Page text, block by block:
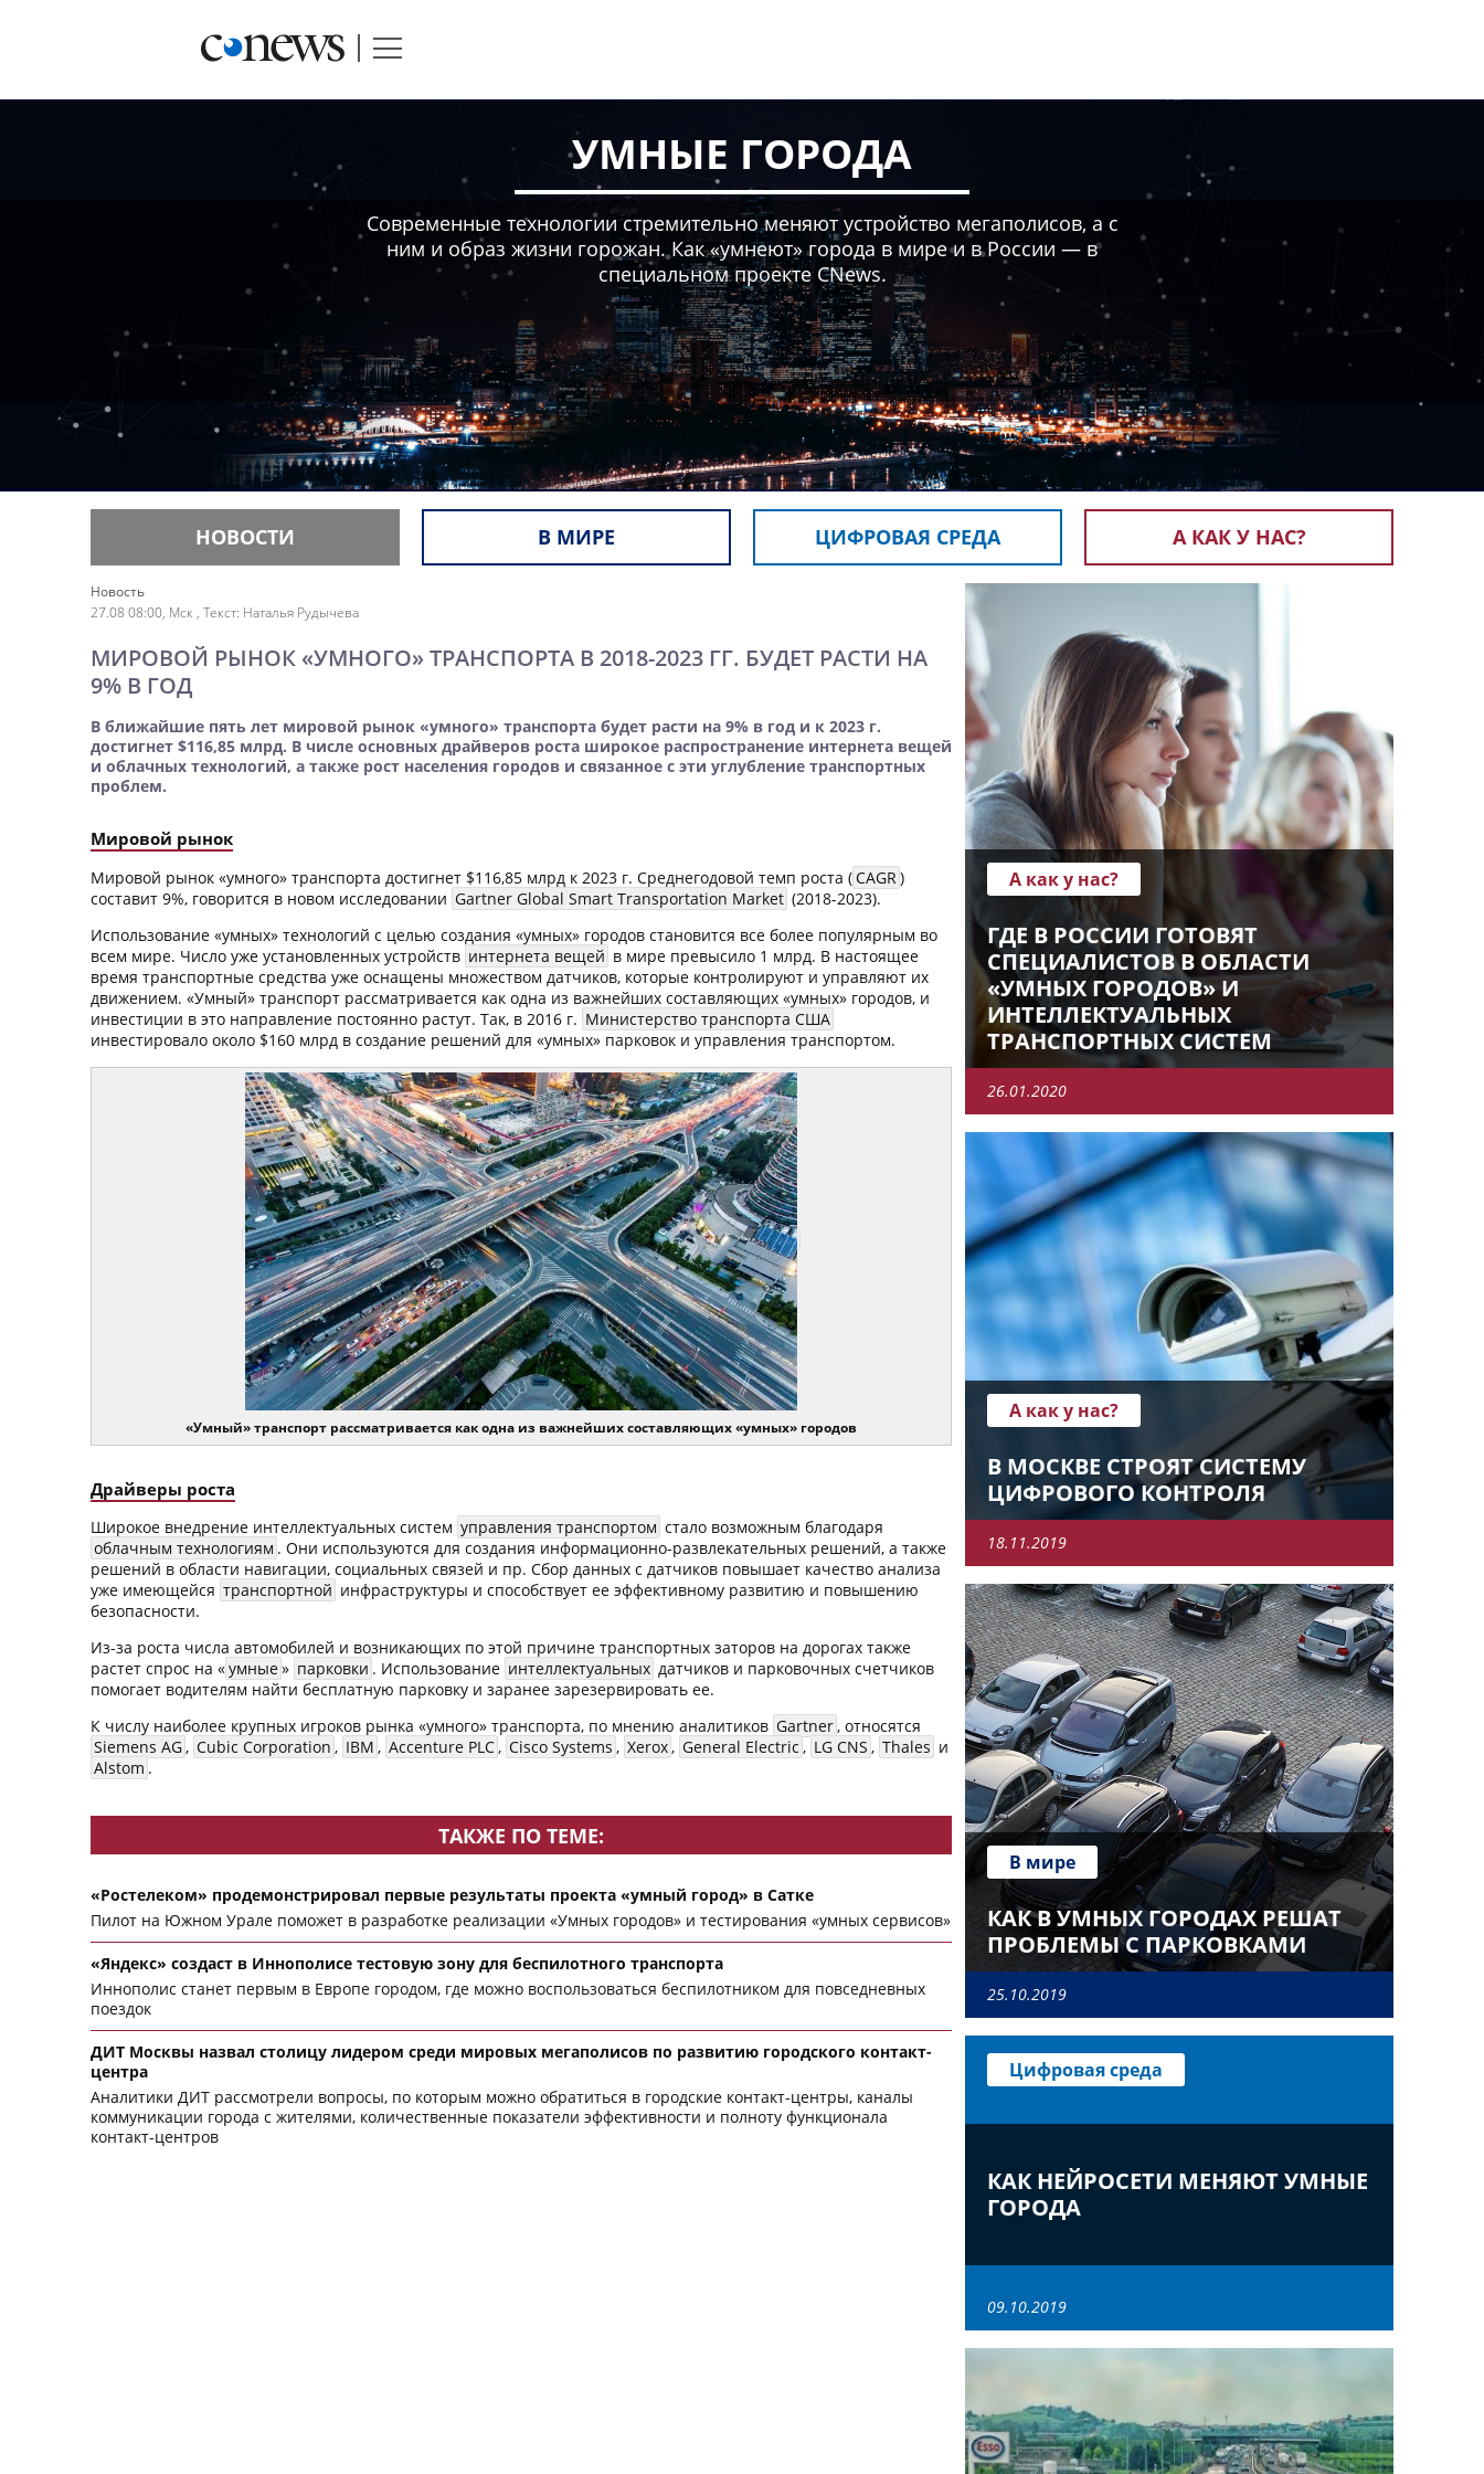
УМНЫЕ ГОРОДА
Современные технологии стремительно меняют устройство мегаполисов, а с
ним и образ жизни горожан. Как «умнеют» города в мире и в России — в
специальном проекте CNews.
НОВОСТИ В МИРЕ ЦИФРОВАЯ СРЕДА А КАК У НАС?
Новость
27.08 08:00, Мск , Текст: Наталья Рудычева
МИРОВОЙ РЫНОК «УМНОГО» ТРАНСПОРТА В 2018-2023 ГГ. БУДЕТ РАСТИ НА
9% В ГОД
В ближайшие пять лет мировой рынок «умного» транспорта будет расти на 9% в год и к 2023 г.
достигнет $116,85 млрд. В числе основных драйверов роста широкое распространение интернета вещей
и облачных технологий, а также рост населения городов и связанное с эти углубление транспортных
проблем.
Мировой рынок
Мировой рынок «умного» транспорта достигнет $116,85 млрд к 2023 г. Среднегодовой темп роста (CAGR )
составит 9%, говорится в новом исследовании Gartner Global Smart Transportation Market (2018-2023).
Использование «умных» технологий с целью создания «умных» городов становится все более популярным во
всем мире. Число уже установленных устройств интернета вещей в мире превысило 1 млрд. В настоящее
время транспортные средства уже оснащены множеством датчиков, которые контролируют и управляют их
движением. «Умный» транспорт рассматривается как одна из важнейших составляющих «умных» городов, и
инвестиции в это направление постоянно растут. Так, в 2016 г. Министерство транспорта США
инвестировало около $160 млрд в создание решений для «умных» парковок и управления транспортом.
«Умный» транспорт рассматривается как одна из важнейших составляющих «умных» городов
Драйверы роста
Широкое внедрение интеллектуальных систем управления транспортом стало возможным благодаря
облачным технологиям . Они используются для создания информационно-развлекательных решений, а также
решений в области навигации, социальных связей и пр. Сбор данных с датчиков повышает качество анализа
уже имеющейся транспортной инфраструктуры и способствует ее эффективному развитию и повышению
безопасности.
Из-за роста числа автомобилей и возникающих по этой причине транспортных заторов на дорогах также
растет спрос на «умные» парковки . Использование интеллектуальных датчиков и парковочных счетчиков
помогает водителям найти бесплатную парковку и заранее зарезервировать ее.
К числу наиболее крупных игроков рынка «умного» транспорта, по мнению аналитиков Gartner, относятся
Siemens AG, Cubic Corporation , IBM , Accenture PLC, Cisco Systems , Xerox, General Electric , LG CNS , Thales и
Alstom .
ТАКЖЕ ПО ТЕМЕ:
«Ростелеком» продемонстрировал первые результаты проекта «умный город» в Сатке
Пилот на Южном Урале поможет в разработке реализации «Умных городов» и тестирования «умных сервисов»
«Яндекс» создаст в Иннополисе тестовую зону для беспилотного транспорта
Иннополис станет первым в Европе городом, где можно воспользоваться беспилотником для повседневных
поездок
ДИТ Москвы назвал столицу лидером среди мировых мегаполисов по развитию городского контакт-
центра
Аналитики ДИТ рассмотрели вопросы, по которым можно обратиться в городские контакт-центры, каналы
коммуникации города с жителями, количественные показатели эффективности и полноту функционала
контакт-центров
А как у нас?
ГДЕ В РОССИИ ГОТОВЯТ
СПЕЦИАЛИСТОВ В ОБЛАСТИ
«УМНЫХ ГОРОДОВ» И
ИНТЕЛЛЕКТУАЛЬНЫХ
ТРАНСПОРТНЫХ СИСТЕМ
26.01.2020
А как у нас?
В МОСКВЕ СТРОЯТ СИСТЕМУ
ЦИФРОВОГО КОНТРОЛЯ
18.11.2019
В мире
КАК В УМНЫХ ГОРОДАХ РЕШАТ
ПРОБЛЕМЫ С ПАРКОВКАМИ
25.10.2019
Цифровая среда
КАК НЕЙРОСЕТИ МЕНЯЮТ УМНЫЕ
ГОРОДА
09.10.2019